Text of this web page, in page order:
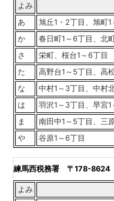
よみ
あ
旭丘1・2丁目、旭町1
か
春日町1～6丁目、北
さ
栄町、桜台1～6丁目
た
高野台1～5丁目、高
な
中村1～3丁目、中村
は
羽沢1～3丁目、早宮
ま
南田中1～5丁目、三
や
谷原1～6丁目
練馬西税務署 〒178-8624
よみ